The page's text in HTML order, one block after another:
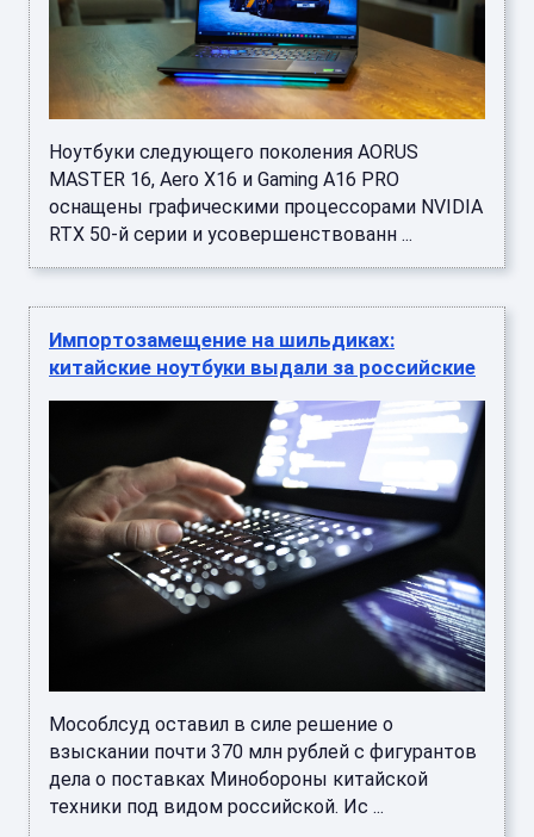
Ноутбуки следующего поколения AORUS
MASTER 16, Aero X16 и Gaming A16 PRO
оснащены графическими процессорами NVIDIA
RTX 50-й серии и усовершенствованн ...
Импортозамещение на шильдиках:
китайские ноутбуки выдали за российские
Мособлсуд оставил в силе решение о
взыскании почти 370 млн рублей с фигурантов
дела о поставках Минобороны китайской
техники под видом российской. Ис ...